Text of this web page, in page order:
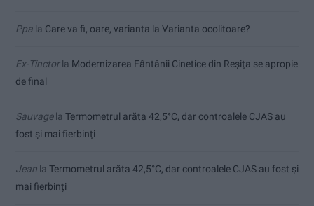
Ppa la Care va fi, oare, varianta la Varianta ocolitoare?
Ex-Tinctorla Modernizarea Fântânii Cinetice din Reșița se apropie
de final
Sauvagela Termometrul arăta 42,5°C, dar controalele CJAS au
fost și mai fierbinți
Jean la Termometrul arăta 42,5°C, dar controalele CJAS au fost și
mai fierbinți